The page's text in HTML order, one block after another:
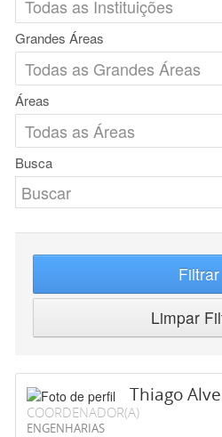
Grandes Áreas
Áreas
Busca
Filtrar
Limpar
Thiago
COORDENADOR(A)
ENGENHARIAS